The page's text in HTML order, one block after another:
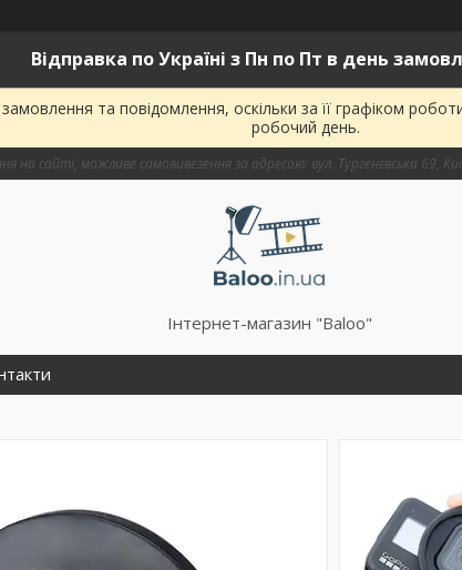
Відправка по Україні з Пн по Пт в день
та повідомлення, оскільки за її графіком
робочий день.
на сайті, можливе самовивезення за адресою: вул. Тургенєвська 69,
Інтернет-магазин "Baloo"